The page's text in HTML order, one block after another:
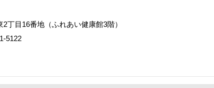
目16番地（ふれあい健康館3階）
5122